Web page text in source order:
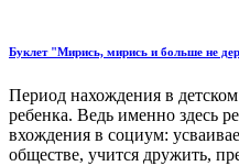
Буклет "Мирись, мирись и больше не
Период нахождения в
ребенка. Ведь именно здесь
вхождения в социум:
обществе, учится дружить,